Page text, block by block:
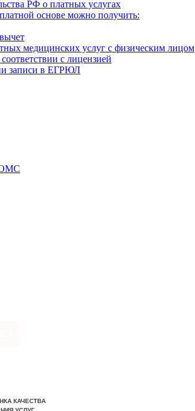
РФ о платных услугах
основе можно получить:
медицинских услуг с физическим лицом
с лицензией
записи в ЕГРЮЛ
ОМС